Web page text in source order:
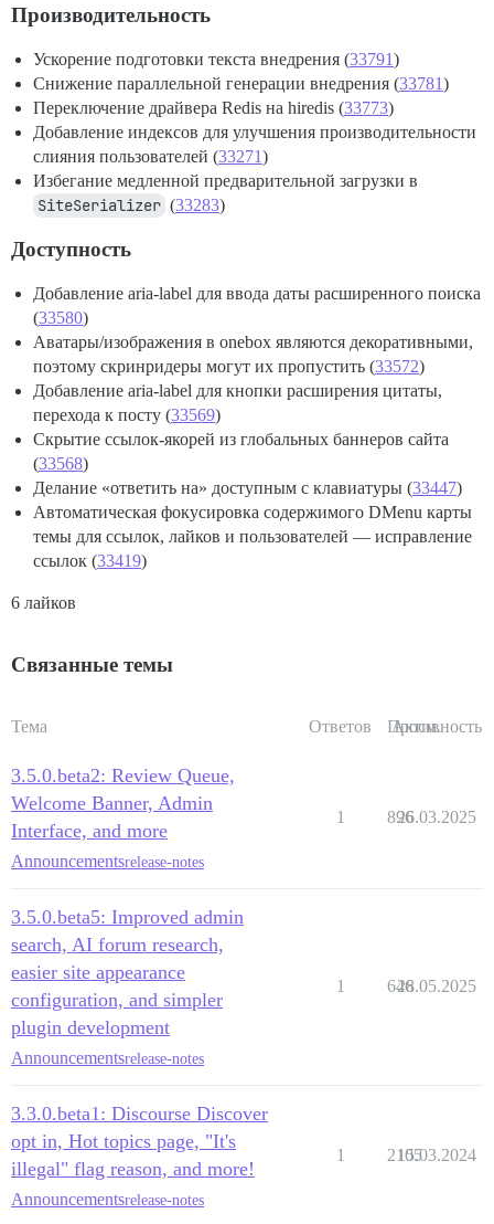
Производительность
Ускорение подготовки текста внедрения (33791)
Снижение параллельной генерации внедрения (33781)
Переключение драйвера Redis на hiredis (33773)
Добавление индексов для улучшения производительности
слияния пользователей (33271)
Избегание медленной предварительной загрузки в
SiteSerializer (33283)
Доступность
Добавление aria-label для ввода даты расширенного поиска
(33580)
Аватары/изображения в onebox являются декоративными,
поэтому скринридеры могут их пропустить (33572)
Добавление aria-label для кнопки расширения цитаты,
перехода к посту (33569)
Скрытие ссылок-якорей из глобальных баннеров сайта
(33568)
Делание «ответить на» доступным с клавиатуры (33447)
Автоматическая фокусировка содержимого DMenu карты
темы для ссылок, лайков и пользователей — исправление
ссылок (33419)
6 лайков
Связанные темы
Тема Ответов Просм.
Активность
3.5.0.beta2: Review Queue,
Welcome Banner, Admin
Interface, and more
Announcementsrelease-notes
1 896
26.03.2025
3.5.0.beta5: Improved admin
search, AI forum research,
easier site appearance
configuration, and simpler
plugin development
Announcementsrelease-notes
1 646
28.05.2025
3.3.0.beta1: Discourse Discover
opt in, Hot topics page, "It's
illegal" flag reason, and more!
Announcementsrelease-notes
1 2105
15.03.2024